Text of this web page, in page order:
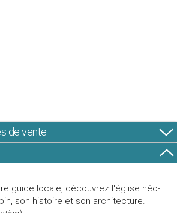
de vente
guide locale, découvrez l'église néo-
son histoire et son architecture.